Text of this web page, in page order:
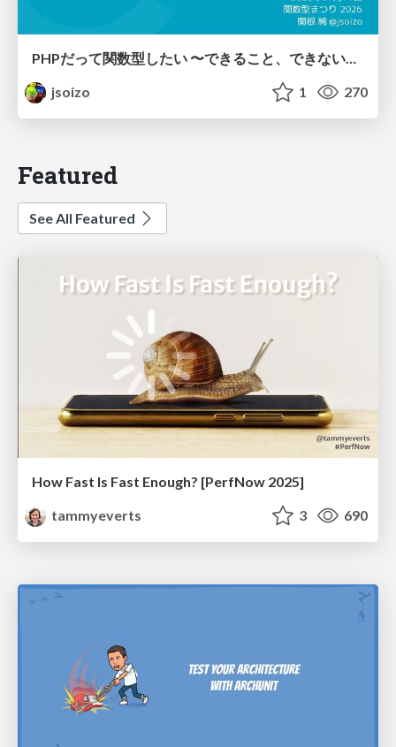
PHPだって関数型したい 〜できること、できないこと〜 / fp-in-php
jsoizo
1 270
Featured
See All Featured
How Fast Is Fast Enough? [PerfNow 2025]
tammyeverts
3 690